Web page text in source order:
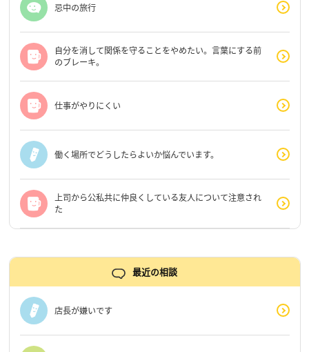
忌中の旅行
自分を消して関係を守ることをやめたい。言葉にする前
のブレーキ。
仕事がやりにくい
働く場所でどうしたらよいか悩んでいます。
上司から公私共に仲良くしている友人について注意され
た
最近の相談
店長が嫌いです